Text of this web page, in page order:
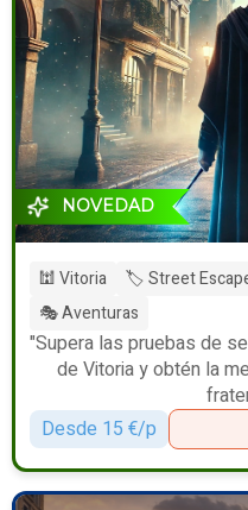
NOVEDAD
🕍 Vitoria 🏷️ Street
🎭 Aventuras
"Supera las pruebas de
de Vitoria y obtén la
Desde 15 €/p